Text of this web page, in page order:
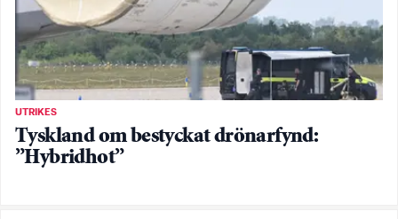
UTRIKES
Tyskland om bestyckat drönarfynd:
”Hybridhot”